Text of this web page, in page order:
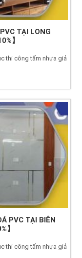
TẠI LONG
】
thi công tấm nhựa giả
PVC TẠI BIÊN
】
thi công tấm nhựa giả